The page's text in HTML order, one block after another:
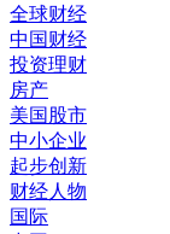
全球财经
中国财经
投资理财
房产
美国股市
中小企业
起步创新
财经人物
国际